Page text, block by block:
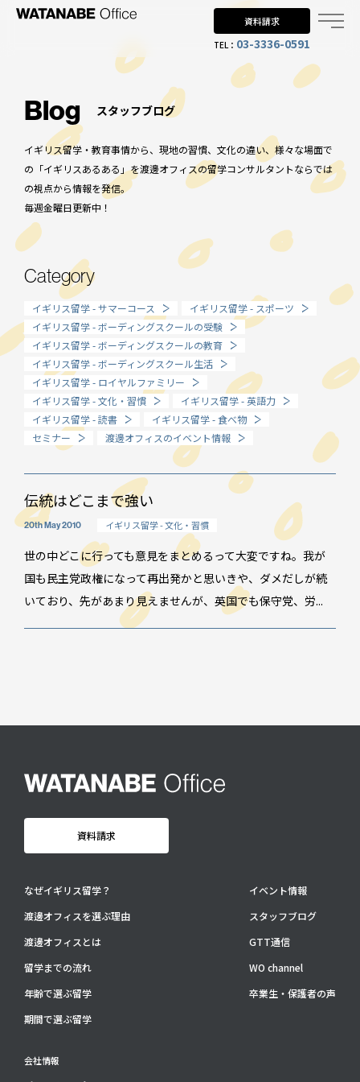
資料請求
TEL： 03-3336-0591
Why UK?
なぜイギリス留学？
Why WO?
渡邊オフィスを選ぶ理由
Planning
When?
年齢で選ぶ留学
How long?
期間で選ぶ留学
イベント情報
アクセス
プライバシーポリシー
採用情報
お問い合わせ： (平日9:30-17:30)
Please contact
for English information.
Blog スタッフブログ
イギリス留学・教育事情から、現地の習慣、文化の違い、様々な場面で
の「イギリスあるある」を渡邊オフィスの留学コンサルタントならでは
の視点から情報を発信。
毎週金曜日更新中！
Category
イギリス留学 - サマーコース
イギリス留学 - スポーツ
イギリス留学 - ボーディングスクールの受験
イギリス留学 - ボーディングスクールの教育
イギリス留学 - ボーディングスクール生活
イギリス留学 - ロイヤルファミリー
イギリス留学 - 文化・習慣
イギリス留学 - 英語力
イギリス留学 - 読書
イギリス留学 - 食べ物
セミナー
渡邊オフィスのイベント情報
伝統はどこまで強い
20th May 2010 イギリス留学 - 文化・習慣
世の中どこに行っても意見をまとめるって大変ですね。我が
国も民主党政権になって再出発かと思いきや、ダメだしが続
いており、先があまり見えませんが、英国でも保守党、労...
資料請求
なぜイギリス留学？
渡邊オフィスを選ぶ理由
渡邊オフィスとは
留学までの流れ
年齢で選ぶ留学
期間で選ぶ留学
イベント情報
スタッフブログ
GTT通信
WO channel
卒業生・保護者の声
会社情報